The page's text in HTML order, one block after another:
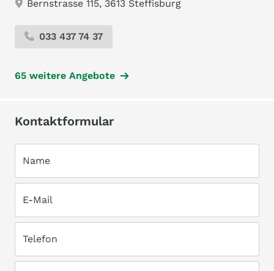
Bernstrasse 115, 3613 Steffisburg
033 437 74 37
65 weitere Angebote
Kontaktformular
Name
E-Mail
Telefon